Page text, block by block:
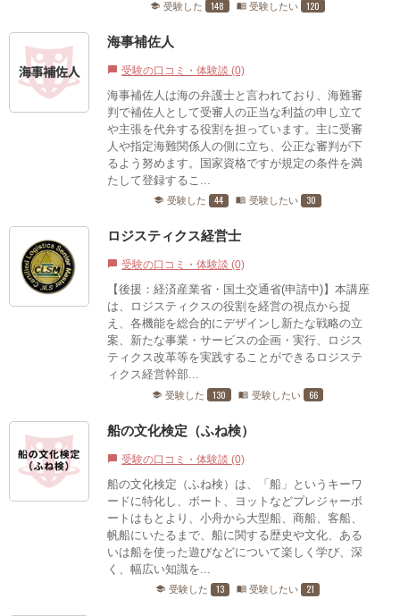
school 受験した 148 menu_book 受験したい 120
海事補佐人
chat_bubble 受験の口コミ・体験談 (0)
海事補佐人は海の弁護士と言われており、海難審
判で補佐人として受審人の正当な利益の申し立て
や主張を代弁する役割を担っています。主に受審
人や指定海難関係人の側に立ち、公正な審判が下
るよう努めます。国家資格ですが規定の条件を満
たして登録するこ...
school 受験した 44 menu_book 受験したい 30
ロジスティクス経営士
chat_bubble 受験の口コミ・体験談 (0)
【後援：経済産業省・国土交通省(申請中)】本講座
は、ロジスティクスの役割を経営の視点から捉
え、各機能を総合的にデザインし新たな戦略の立
案、新たな事業・サービスの企画・実行、ロジス
ティクス改革等を実践することができるロジステ
ィクス経営幹部...
school 受験した 130 menu_book 受験したい 66
船の文化検定（ふね検）
chat_bubble 受験の口コミ・体験談 (0)
船の文化検定（ふね検）は、「船」というキーワ
ードに特化し、ボート、ヨットなどプレジャーボ
ートはもとより、小舟から大型船、商船、客船、
帆船にいたるまで、船に関する歴史や文化、ある
いは船を使った遊びなどについて楽しく学び、深
く、幅広い知識を...
school 受験した 13 menu_book 受験したい 21